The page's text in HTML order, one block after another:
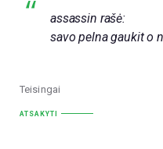
assassin rašė:
savo pelna gaukit o
Teisingai
ATSAKYTI